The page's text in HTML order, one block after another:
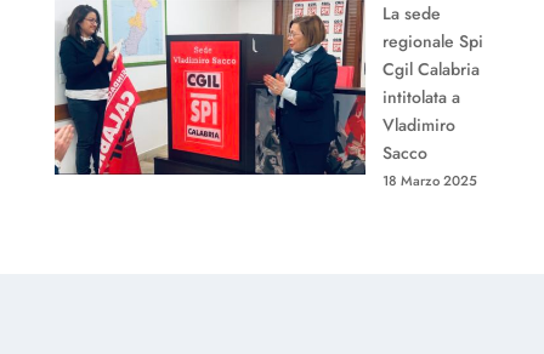
La sede
regionale Spi
Cgil Calabria
intitolata a
Vladimiro
Sacco
18 Marzo 2025